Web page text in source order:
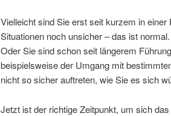
Vielleicht sind Sie erst seit kurzem in
Situationen noch unsicher – das ist normal.
Oder Sie sind schon seit längerem
beispielsweise der Umgang mit
nicht so sicher auftreten, wie Sie es sich
Jetzt ist der richtige Zeitpunkt, um sich